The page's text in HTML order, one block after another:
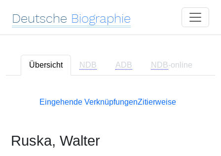
Deutsche Biographie
Übersicht NDB ADB NDB-online
Eingehende VerknüpfungenZitierweise
Ruska, Walter